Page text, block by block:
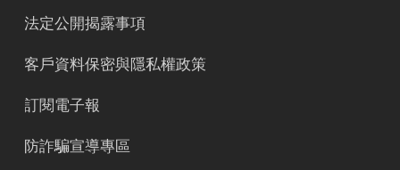
法定公開揭露事項
客戶資料保密與隱私權政策
訂閱電子報
防詐騙宣導專區